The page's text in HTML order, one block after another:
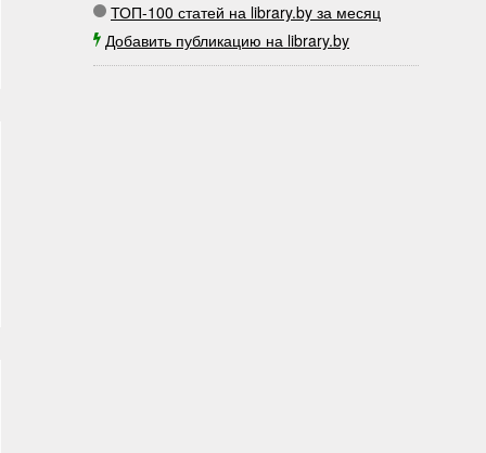
ТОП-100 статей на library.by за месяц
Добавить публикацию на library.by